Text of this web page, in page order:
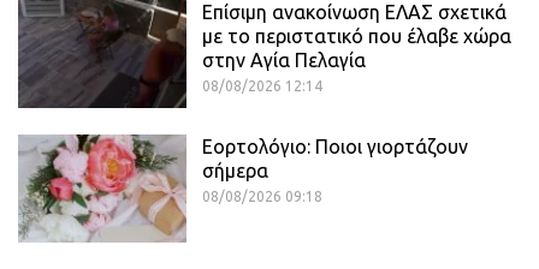
Επίσιμη ανακοίνωση ΕΛΑΣ σχετικά
με το περιστατικό που έλαβε χώρα
στην Αγία Πελαγία
08/08/2026 12:14
Εορτολόγιο: Ποιοι γιορτάζουν
σήμερα
08/08/2026 09:18